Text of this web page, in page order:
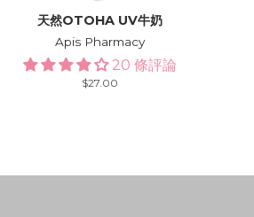
天然OTOHA UV牛奶
Apis Pharmacy
20 條評論
Regular
$27.00